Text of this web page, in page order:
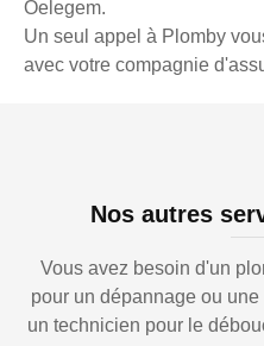
Oelegem.
Un seul appel à Plomby
avec votre compagnie
Nos autres
Vous avez besoin d'un
pour un dépannage ou
un technicien pour le